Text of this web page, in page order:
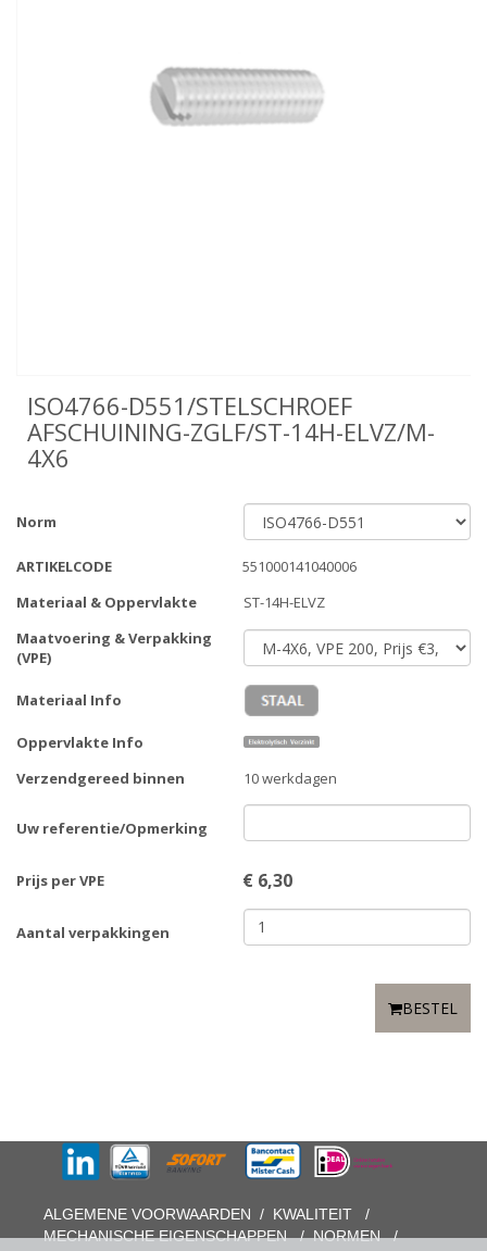
ISO4766-D551/STELSCHROEF
AFSCHUINING-ZGLF/ST-14H-ELVZ/M-
4X6
Norm
ARTIKELCODE
551000141040006
Materiaal & Oppervlakte
ST-14H-ELVZ
Maatvoering & Verpakking
(VPE)
Materiaal Info
Oppervlakte Info
Verzendgereed binnen
10 werkdagen
Uw referentie/Opmerking
Prijs per VPE € 6,30
Aantal verpakkingen
BESTEL
ALGEMENE VOORWAARDEN / KWALITEIT
/
MECHANISCHE EIGENSCHAPPEN/NORMEN/